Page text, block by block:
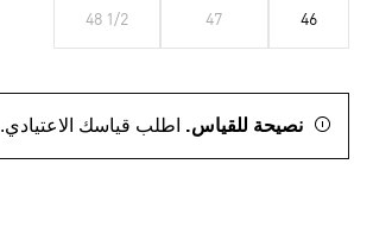
46
47
48 1/2
نصيحة للقياس. اطلب قياسك الاعتيادي.